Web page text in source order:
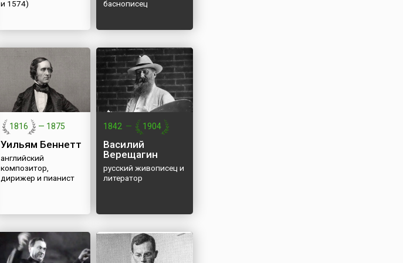
и 1574)
баснописец
1816 — 1875
Уильям Беннетт
английский
композитор,
дирижер и пианист
1842 — 1904
Василий
Верещагин
русский живописец и
литератор